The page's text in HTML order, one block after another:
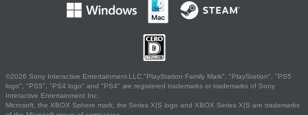
©2026 Sony Interactive Entertainment LLC."PlayStation Family Mark", "PlayStation", "PS5
logo", "PS5", "PS4 logo" and "PS4" are registered trademarks or trademarks of Sony
Interactive Entertainment Inc.
Microsoft, the XBOX Sphere mark, the Series X|S logo and XBOX Series X|S are trademarks